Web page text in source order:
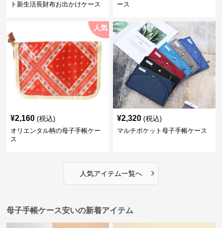
ト新生活長財布お出かけケース
ース
人気
¥2,160 (税込)
オリエンタル柄の母子手帳ケー
ス
¥2,320 (税込)
マルチポケット母子手帳ケース
人気アイテム一覧へ ›
母子手帳ケース安いの新着アイテム